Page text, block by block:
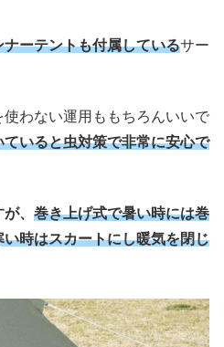
ーテントも付属しているサー
わない運用ももちろんいいで
いると虫対策で非常に安心で
、 巻き上げ式で暑い時には巻
時はスカートにし暖気を閉じ